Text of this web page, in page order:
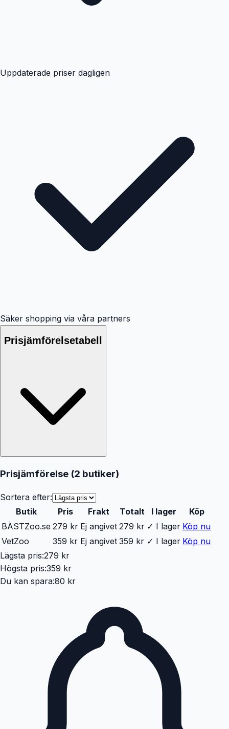
Uppdaterade priser dagligen
Säker shopping via våra partners
Prisjämförelsetabell
Prisjämförelse (2 butiker)
Sortera efter:
Butik
Pris Frakt Totalt I lager
Köp
BÄSTZoo.se 279 kr Ej angivet 279 kr ✓ I lager Köp nu
VetZoo
359 kr Ej angivet 359 kr ✓ I lager Köp nu
Lägsta pris:279 kr
Högsta pris:359 kr
Du kan spara:80 kr